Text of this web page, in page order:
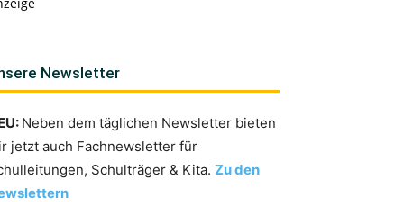
Newsletter
Neben dem täglichen Newsletter bieten
jetzt auch Fachnewsletter für
Schulträger & Kita. Zu den